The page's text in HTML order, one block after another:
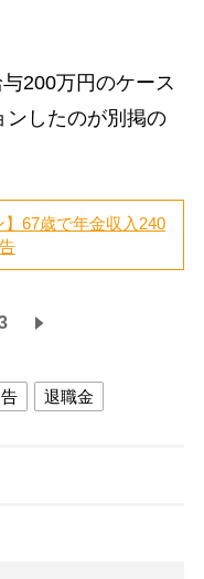
200万円のケース
ンしたのが別掲の
67歳で年金収入240
退職金